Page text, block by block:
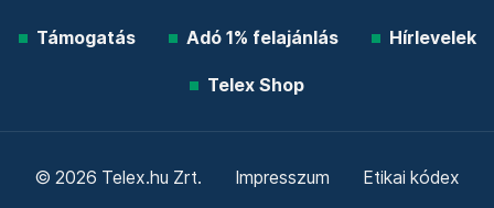
Támogatás Adó 1% felajánlás Hírlevelek
Telex Shop
© 2026 Telex.hu Zrt. Impresszum Etikai kódex